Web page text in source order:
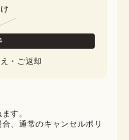
・ご返却
す。
、通常のキャンセルポリ